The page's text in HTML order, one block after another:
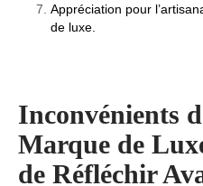
Appréciation pour
de luxe.
Inconvénients
Marque de
de Réfléchir